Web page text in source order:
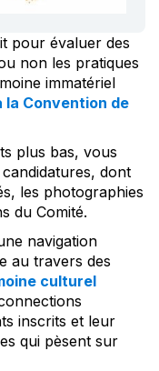
pour évaluer des
non les pratiques
immatériel
la Convention de
plus bas, vous
dont
les photographies
du Comité.
navigation
au travers des
culturel
inscrits et leur
qui pèsent sur